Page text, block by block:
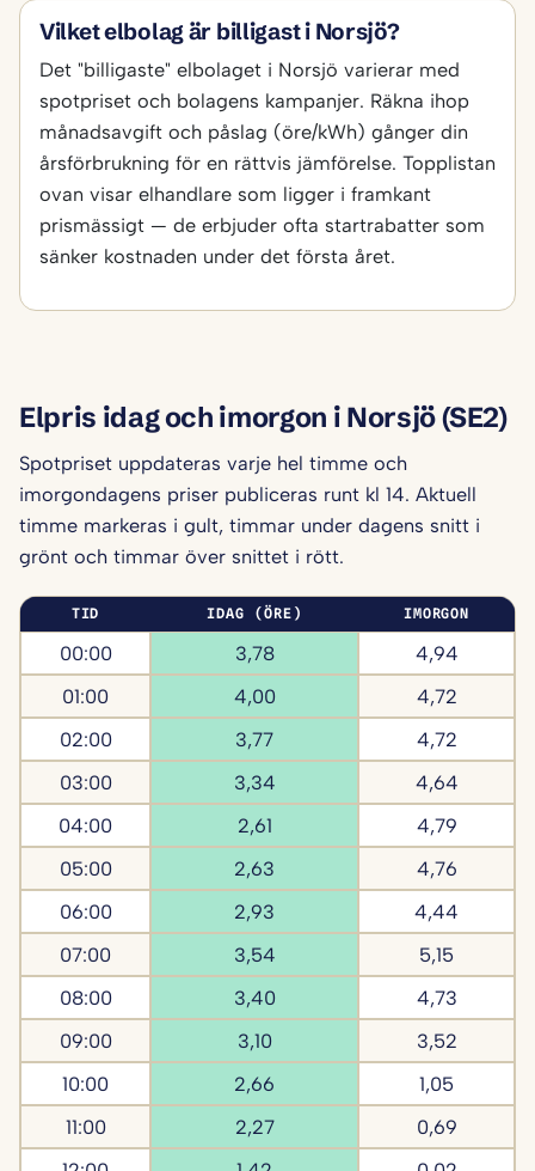
Vilket elbolag är billigast i Norsjö?
Det "billigaste" elbolaget i Norsjö varierar med
spotpriset och bolagens kampanjer. Räkna ihop
månadsavgift och påslag (öre/kWh) gånger din
årsförbrukning för en rättvis jämförelse. Topplistan
ovan visar elhandlare som ligger i framkant
prismässigt — de erbjuder ofta startrabatter som
sänker kostnaden under det första året.
Elpris idag och imorgon i Norsjö (SE2)
Spotpriset uppdateras varje hel timme och
imorgondagens priser publiceras runt kl 14. Aktuell
timme markeras i gult, timmar under dagens snitt i
grönt och timmar över snittet i rött.
TID IDAG (ÖRE) IMORGON
00:00 3,78
4,94
01:00
4,00
4,72
02:00
3,77
4,72
03:00
3,34
4,64
04:00
2,61
4,79
05:00
2,63
4,76
06:00
2,93
4,44
07:00
3,54
5,15
08:00
3,40
4,73
09:00
3,10
3,52
10:00
2,66
1,05
11:00
2,27
0,69